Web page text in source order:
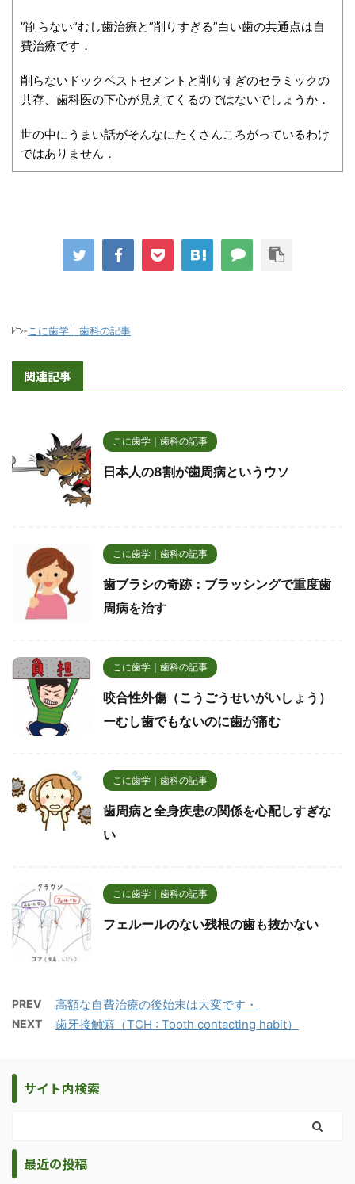
”削らない”むし歯治療と”削りすぎる”白い歯の共通点は自
費治療です．
削らないドックベストセメントと削りすぎのセラミックの
共存、歯科医の下心が見えてくるのではないでしょうか．
世の中にうまい話がそんなにたくさんころがっているわけ
ではありません．
- こに歯学｜歯科の記事
関連記事
こに歯学｜歯科の記事
日本人の8割が歯周病というウソ
こに歯学｜歯科の記事
歯ブラシの奇跡：ブラッシングで重度歯
周病を治す
こに歯学｜歯科の記事
咬合性外傷（こうごうせいがいしょう）
ーむし歯でもないのに歯が痛む
こに歯学｜歯科の記事
歯周病と全身疾患の関係を心配しすぎな
い
こに歯学｜歯科の記事
フェルールのない残根の歯も抜かない
PREV 高額な自費治療の後始末は大変です・
NEXT 歯牙接触癖（TCH : Tooth contacting habit）
サイト内検索
最近の投稿